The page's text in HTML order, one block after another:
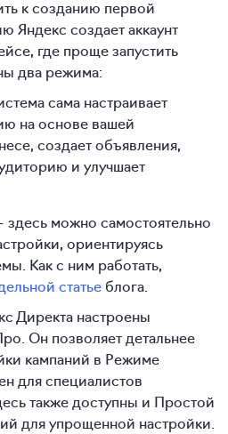
к созданию первой
Яндекс создает аккаунт
где проще запустить
два режима:
сама настраивает
на основе вашей
создает объявления,
и улучшает
можно самостоятельно
ориентируясь
Как с ним работать,
статье блога.
Директа настроены
Он позволяет детальнее
кампаний в Режиме
для специалистов
также доступны и Простой
для упрощенной настройки.